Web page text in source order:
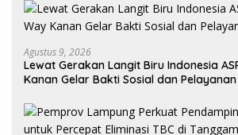
Agustus 9, 2026
Lewat Gerakan Langit Biru Indonesia
Kanan Gelar Bakti Sosial dan Pelayanan